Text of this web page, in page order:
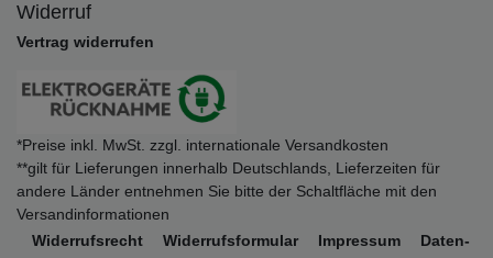
Widerruf
Vertrag widerrufen
*Preise inkl. MwSt. zzgl. internationale Versandkosten
**gilt für Lieferungen innerhalb Deutschlands, Lieferzeiten für
andere Länder entnehmen Sie bitte der Schaltfläche mit den
Versandinformationen
Widerrufs­recht
Widerrufs­formular Impressum
Daten­